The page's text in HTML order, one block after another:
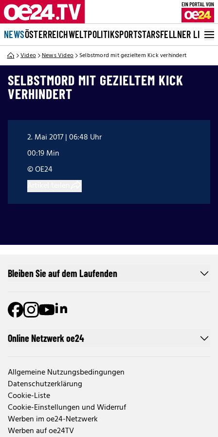
NEWSÖSTERREICHWELTPOLITIKSPORTSTARSFELLNER LIVE
Video News Video Selbstmord mit gezieltem Kick verhindert
SELBSTMORD MIT GEZIELTEM KICK
VERHINDERT
2. Mai 2017 | 06:48 Uhr
00:19 Min
© OE24
Online Netzwerk oe24
Allgemeine Nutzungsbedingungen
Datenschutzerklärung
Cookie-Liste
Cookie-Einstellungen und Widerruf
Werben im oe24-Netzwerk
Werben auf oe24TV
Bleiben Sie auf dem Laufenden